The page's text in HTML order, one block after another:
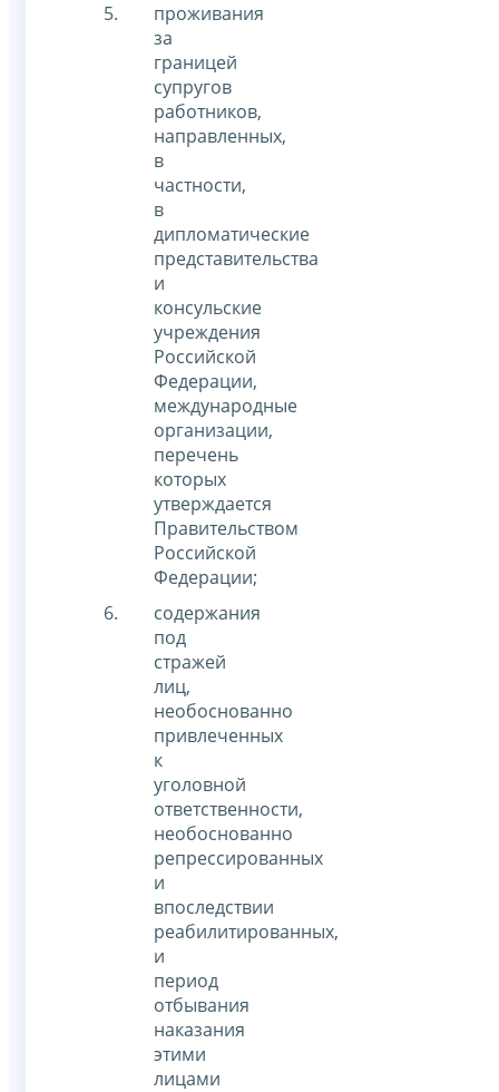
проживания
за
границей
супругов
работников,
направленных,
в
частности,
в
дипломатические
представительства
и
консульские
учреждения
Российской
Федерации,
международные
организации,
перечень
которых
утверждается
Правительством
Российской
Федерации;
содержания
под
стражей
лиц,
необоснованно
привлеченных
к
уголовной
ответственности,
необоснованно
репрессированных
и
впоследствии
реабилитированных,
и
период
отбывания
наказания
этими
лицами